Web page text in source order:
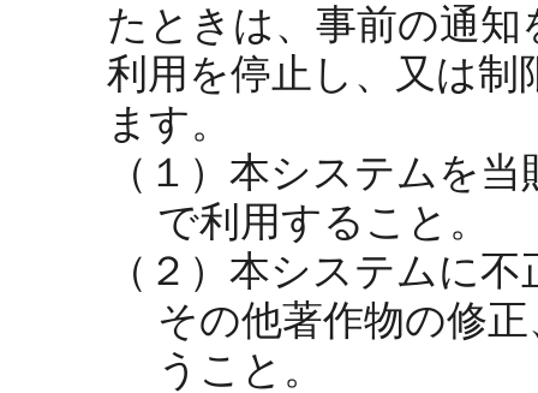
たときは、事前の通
利用を停止し、又は
ます。
（１）本システムを
で利用すること。
（２）本システムに
その他著作物の修
うこと。